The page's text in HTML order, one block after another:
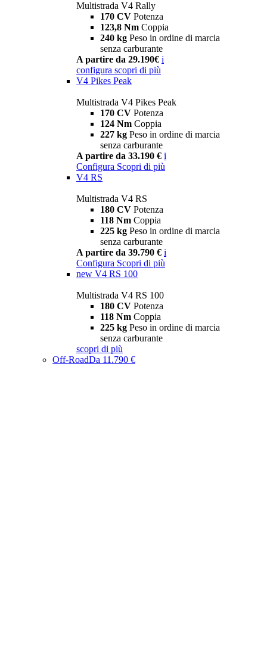
Multistrada V4 Rally
170 CV Potenza
123,8 Nm Coppia
240 kg Peso in ordine di marcia
senza carburante
A partire da 29.190€ i
configura scopri di più
V4 Pikes Peak
Multistrada V4 Pikes Peak
170 CV Potenza
124 Nm Coppia
227 kg Peso in ordine di marcia
senza carburante
A partire da 33.190 € i
Configura Scopri di più
V4 RS
Multistrada V4 RS
180 CV Potenza
118 Nm Coppia
225 kg Peso in ordine di marcia
senza carburante
A partire da 39.790 € i
Configura Scopri di più
new V4 RS 100
Multistrada V4 RS 100
180 CV Potenza
118 Nm Coppia
225 kg Peso in ordine di marcia
senza carburante
scopri di più
Off-RoadDa 11.790 €